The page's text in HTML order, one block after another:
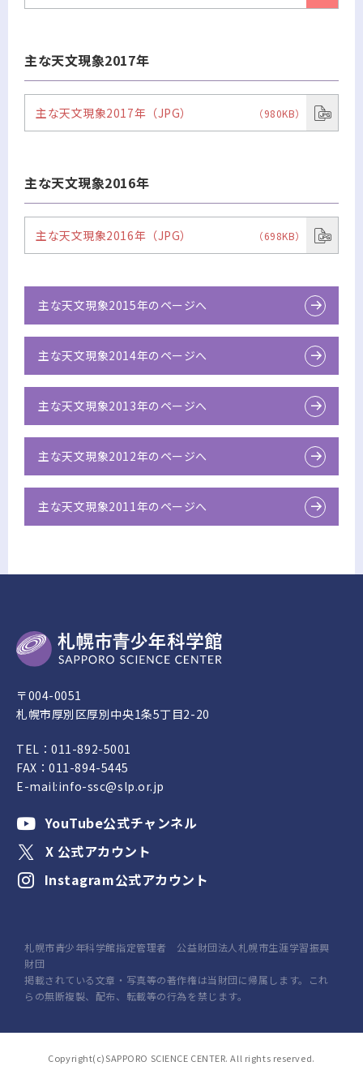
主な天文現象2017年
主な天文現象2017年（JPG） （980KB）
主な天文現象2016年
主な天文現象2016年（JPG） （698KB）
主な天文現象2015年のページへ
主な天文現象2014年のページへ
主な天文現象2013年のページへ
主な天文現象2012年のページへ
主な天文現象2011年のページへ
〒004-0051
札幌市厚別区厚別中央1条5丁目2-20
TEL：011-892-5001
FAX：011-894-5445
E-mail:info-ssc@slp.or.jp
YouTube公式チャンネル
X 公式アカウント
Instagram公式アカウント
札幌市青少年科学館指定管理者 公益財団法人札幌市生涯学習振興
財団
掲載されている文章・写真等の著作権は当財団に帰属します。これ
らの無断複製、配布、転載等の行為を禁じます。
Copyright(c)SAPPORO SCIENCE CENTER. All rights reserved.